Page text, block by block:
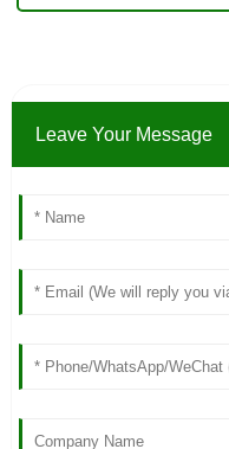
Leave Your Message